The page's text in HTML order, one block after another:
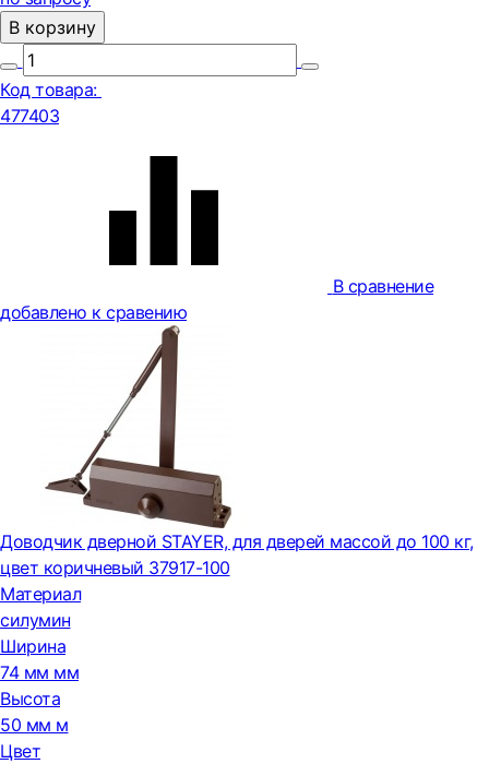
В корзину
Код товара:
477403
В сравнение
добавлено к сравению
Доводчик дверной STAYER, для дверей массой до 100 кг,
цвет коричневый 37917-100
Материал
силумин
Ширина
74 мм мм
Высота
50 мм м
Цвет